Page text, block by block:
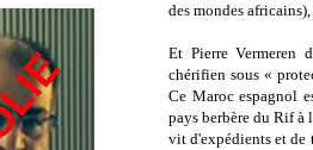
des mondes
Et Pierre Vermeren
chérifien sous «
Ce Maroc espagnol
pays berbère du Rif à
vit d'expédients et de